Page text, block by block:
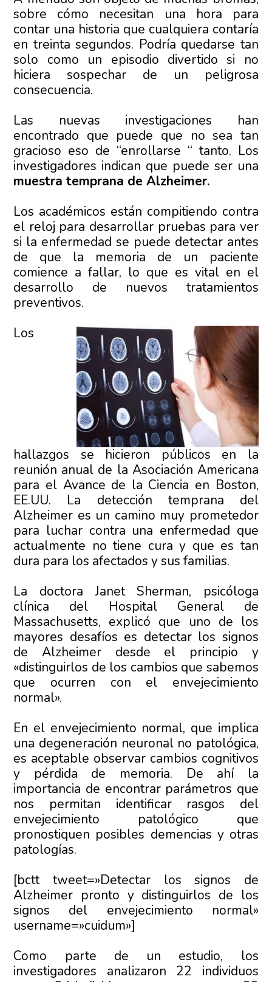
sobre cómo necesitan una hora para
contar una historia que cualquiera contaría
en treinta segundos. Podría quedarse tan
solo como un episodio divertido si no
hiciera sospechar de un peligrosa
consecuencia.
Las nuevas investigaciones han
encontrado que puede que no sea tan
gracioso eso de “enrollarse “ tanto. Los
investigadores indican que puede ser una
muestra temprana de Alzheimer.
Los académicos están compitiendo contra
el reloj para desarrollar pruebas para ver
si la enfermedad se puede detectar antes
de que la memoria de un paciente
comience a fallar, lo que es vital en el
desarrollo de nuevos tratamientos
preventivos.
Los
hallazgos se hicieron públicos en la
reunión anual de la Asociación Americana
para el Avance de la Ciencia en Boston,
EE.UU. La detección temprana del
Alzheimer es un camino muy prometedor
para luchar contra una enfermedad que
actualmente no tiene cura y que es tan
dura para los afectados y sus familias.
La doctora Janet Sherman, psicóloga
clínica del Hospital General de
Massachusetts, explicó que uno de los
mayores desafíos es detectar los signos
de Alzheimer desde el principio y
«distinguirlos de los cambios que sabemos
que ocurren con el envejecimiento
normal».
En el envejecimiento normal, que implica
una degeneración neuronal no patológica,
es aceptable observar cambios cognitivos
y pérdida de memoria. De ahí la
importancia de encontrar parámetros que
nos permitan identificar rasgos del
envejecimiento patológico que
pronostiquen posibles demencias y otras
patologías.
[bctt tweet=»Detectar los signos de
Alzheimer pronto y distinguirlos de los
signos del envejecimiento normal»
username=»cuidum»]
Como parte de un estudio, los
investigadores analizaron 22 individuos